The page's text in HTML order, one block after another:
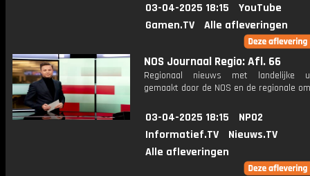
03-04-2025 18:15
YouTube
Gamen.TV
Alle afleveringen
NOS Journaal Regio: Afl. 66
Regionaal nieuws met landelijke
gemaakt door de NOS en de regionale
03-04-2025 18:15
NPO2
Informatief.TV
Nieuws.TV
Alle afleveringen